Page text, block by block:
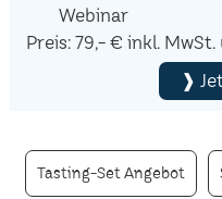
Webinar
Preis: 79,- € inkl.
❱
Tasting-Set Angebot